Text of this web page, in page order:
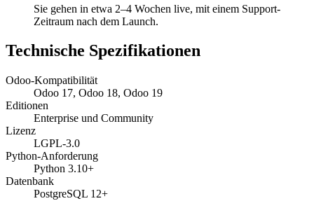
Sie gehen in etwa 2–4 Wochen live, mit einem Support-
Zeitraum nach dem Launch.
Technische Spezifikationen
Odoo-Kompatibilität
Odoo 17, Odoo 18, Odoo 19
Editionen
Enterprise und Community
Lizenz
LGPL-3.0
Python-Anforderung
Python 3.10+
Datenbank
PostgreSQL 12+